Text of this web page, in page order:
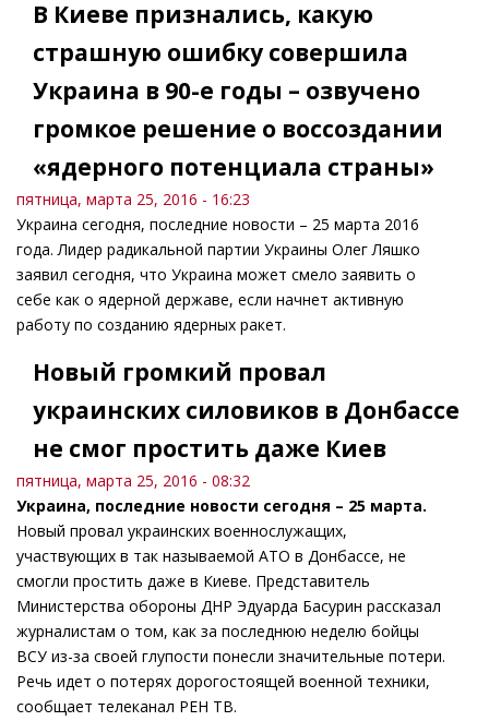
В Киеве признались, какую
страшную ошибку совершила
Украина в 90-е годы – озвучено
громкое решение о воссоздании
«ядерного потенциала страны»
пятница, марта 25, 2016 - 16:23
Украина сегодня, последние новости – 25 марта 2016
года. Лидер радикальной партии Украины Олег Ляшко
заявил сегодня, что Украина может смело заявить о
себе как о ядерной державе, если начнет активную
работу по созданию ядерных ракет.
Новый громкий провал
украинских силовиков в Донбассе
не смог простить даже Киев
пятница, марта 25, 2016 - 08:32
Украина, последние новости сегодня – 25 марта.
Новый провал украинских военнослужащих,
участвующих в так называемой АТО в Донбассе, не
смогли простить даже в Киеве. Представитель
Министерства обороны ДНР Эдуарда Басурин рассказал
журналистам о том, как за последнюю неделю бойцы
ВСУ из-за своей глупости понесли значительные потери.
Речь идет о потерях дорогостоящей военной техники,
сообщает телеканал РЕН ТВ.